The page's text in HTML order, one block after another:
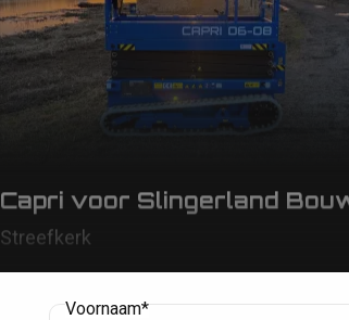
Capri voor Slingerland Bouw
Streefkerk
Voornaam*